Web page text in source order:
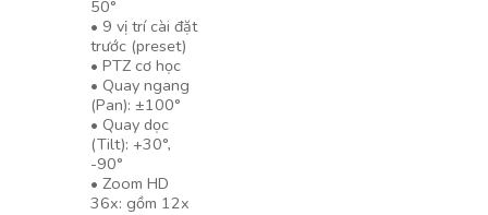
50°
• 9 vị trí cài đặt
trước (preset)
• PTZ cơ học
• Quay ngang
(Pan): ±100°
• Quay dọc
(Tilt): +30°,
-90°
• Zoom HD
36x: gồm 12x